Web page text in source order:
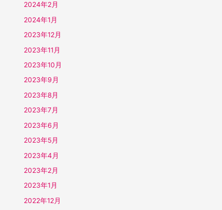
2024年2月
2024年1月
2023年12月
2023年11月
2023年10月
2023年9月
2023年8月
2023年7月
2023年6月
2023年5月
2023年4月
2023年2月
2023年1月
2022年12月